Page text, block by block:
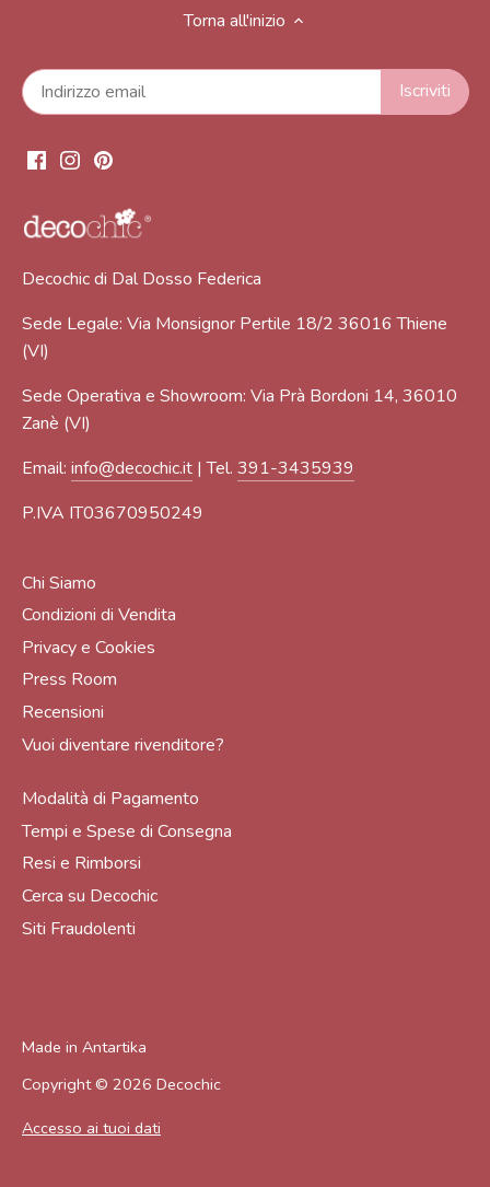
Torna all'inizio
Decochic di Dal Dosso Federica
Sede Legale: Via Monsignor Pertile 18/2 36016 Thiene
(VI)
Sede Operativa e Showroom: Via Prà Bordoni 14, 36010
Zanè (VI)
Email: info@decochic.it | Tel. 391-3435939
P.IVA IT03670950249
Chi Siamo
Condizioni di Vendita
Privacy e Cookies
Press Room
Recensioni
Vuoi diventare rivenditore?
Modalità di Pagamento
Tempi e Spese di Consegna
Resi e Rimborsi
Cerca su Decochic
Siti Fraudolenti
Made in Antartika
Copyright © 2026 Decochic
Accesso ai tuoi dati